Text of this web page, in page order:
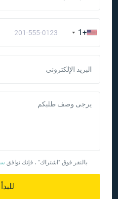
+1
البريد الإلكتروني
يرجى وصف طلبكم
بالنقر فوق "اشتراك" ، فإنك توافق
للبدأ